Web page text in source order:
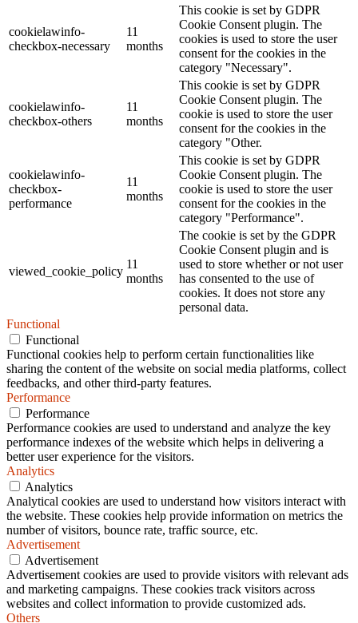
cookielawinfo-
checkbox-necessary
11
months
This cookie is set by GDPR
Cookie Consent plugin. The
cookies is used to store the user
consent for the cookies in the
category "Necessary".
cookielawinfo-
checkbox-others
11
months
This cookie is set by GDPR
Cookie Consent plugin. The
cookie is used to store the user
consent for the cookies in the
category "Other.
cookielawinfo-
checkbox-
performance
11
months
This cookie is set by GDPR
Cookie Consent plugin. The
cookie is used to store the user
consent for the cookies in the
category "Performance".
viewed_cookie_policy
11
months
The cookie is set by the GDPR
Cookie Consent plugin and is
used to store whether or not user
has consented to the use of
cookies. It does not store any
personal data.
Functional
Functional
Functional cookies help to perform certain functionalities like
sharing the content of the website on social media platforms, collect
feedbacks, and other third-party features.
Performance
Performance
Performance cookies are used to understand and analyze the key
performance indexes of the website which helps in delivering a
better user experience for the visitors.
Analytics
Analytics
Analytical cookies are used to understand how visitors interact with
the website. These cookies help provide information on metrics the
number of visitors, bounce rate, traffic source, etc.
Advertisement
Advertisement
Advertisement cookies are used to provide visitors with relevant ads
and marketing campaigns. These cookies track visitors across
websites and collect information to provide customized ads.
Others